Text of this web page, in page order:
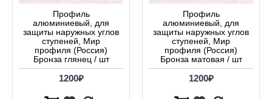
Профиль
алюминиевый, для
защиты наружных углов
ступеней, Мир
профиля (Россия)
Бронза глянец / шт
1200₽
Профиль
алюминиевый, для
защиты наружных углов
ступеней, Мир
профиля (Россия)
Бронза матовая / шт
1200₽